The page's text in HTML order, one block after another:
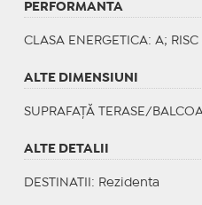
PERFORMANTA
CLASA ENERGETICA: A;
ALTE DIMENSIUNI
SUPRAFAȚĂ TERASE/
ALTE DETALII
DESTINATII : Rezidenta